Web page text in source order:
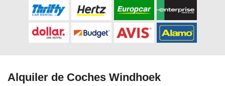
Alquiler de Coches Windhoek